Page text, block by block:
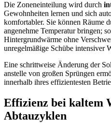
Die Zoneneinteilung wird durch
Gewohnheiten lernen und sich
komfortabler. Sie können Räume
angenehme Temperatur bringen;
Hintergrundwärme ohne
unregelmäßige Schübe intensiver
Eine schrittweise Änderung der
anstelle von großen Sprüngen
innerhalb ihres effizientesten
Effizienz bei kaltem
Abtauzyklen